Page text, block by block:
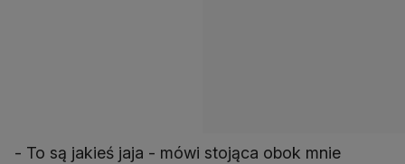
- To są jakieś jaja - mówi stojąca obok mnie